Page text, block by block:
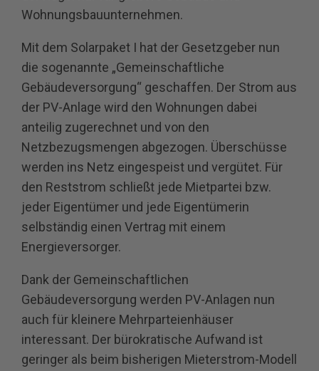
Wohnungsbauunternehmen.
Mit dem Solarpaket I hat der Gesetzgeber nun
die sogenannte „Gemeinschaftliche
Gebäudeversorgung“ geschaffen. Der Strom aus
der PV-Anlage wird den Wohnungen dabei
anteilig zugerechnet und von den
Netzbezugsmengen abgezogen. Überschüsse
werden ins Netz eingespeist und vergütet. Für
den Reststrom schließt jede Mietpartei bzw.
jeder Eigentümer und jede Eigentümerin
selbständig einen Vertrag mit einem
Energieversorger.
Dank der Gemeinschaftlichen
Gebäudeversorgung werden PV-Anlagen nun
auch für kleinere Mehrparteienhäuser
interessant. Der bürokratische Aufwand ist
geringer als beim bisherigen Mieterstrom-Modell